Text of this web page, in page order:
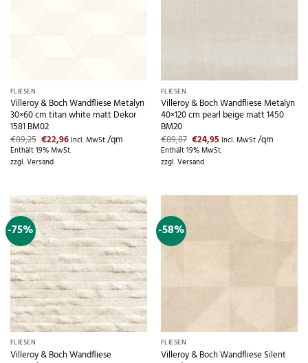
FLIESEN
Villeroy & Boch Wandfliese Metalyn
30×60 cm titan white matt Dekor
1581 BM02
€89,25 Ursprünglicher
Preis
war:
€89,25
€22,96Aktueller
Preis
ist:
Incl. MwSt/qm
Enthält 19% MwSt.
zzgl.Versand
FLIESEN
Villeroy & Boch Wandfliese Metalyn
40×120 cm pearl beige matt 1450
BM20
€89,87 Ursprünglicher
Preis
war:
€89,87
€24,95Aktueller
Preis
ist:
Incl. MwSt/qm
Enthält 19% MwSt.
zzgl.Versand
-75%
FLIESEN
Villeroy & Boch Wandfliese
-58%
FLIESEN
Villeroy & Boch Wandfliese Silent